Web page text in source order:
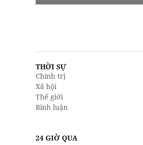
THỜI SỰ
Chính trị
Xã hội
Thế giới
Bình luận
24 GIỜ QUA